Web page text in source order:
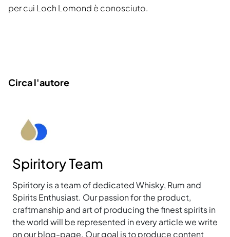
per cui Loch Lomond è conosciuto.
Circa l'autore
Spiritory Team
Spiritory is a team of dedicated Whisky, Rum and
Spirits Enthusiast. Our passion for the product,
craftmanship and art of producing the finest spirits in
the world will be represented in every article we write
on our blog-page. Our goal is to produce content